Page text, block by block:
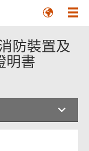
防裝置及
明書